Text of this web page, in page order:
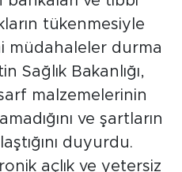
tükenmesiyle
müdahaleler durma
Sağlık Bakanlığı,
malzemelerinin
ve şartların
duyurdu.
açlık ve yetersiz